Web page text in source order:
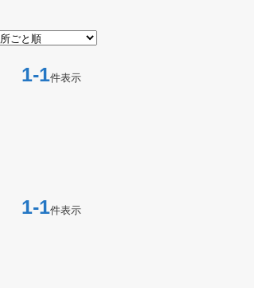
1-1件表示
1-1件表示